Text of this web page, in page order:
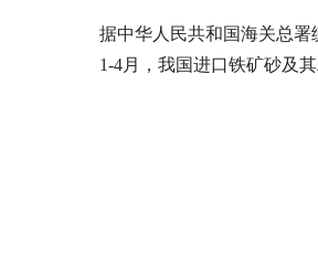
据中华人民共和国海关总署
1-4月，我国进口铁矿砂及